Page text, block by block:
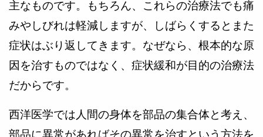
主なものです。もちろん、これらの治療法でも痛
みやしびれは軽減しますが、しばらくするとまた
症状はぶり返してきます。なぜなら、根本的な原
因を治すものではなく、症状緩和が目的の治療法
だからです。
西洋医学では人間の身体を部品の集合体と考え、
部品に異常があればその異常を治すという方法を